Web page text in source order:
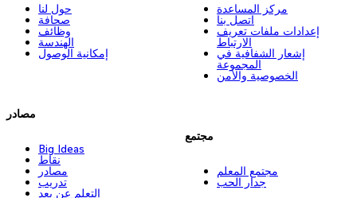
حول لنا
صحافة
وظائف
الهندسة
إمكانية الوصول
مصادر
Big Ideas
نقاط
مصادر
تدريب
التعلم عن بعد
مركز المساعدة
اتصل بنا
إعدادات ملفات تعريف
الارتباط
إشعار الشفافية في
المجموعة
الخصوصية والأمن
مجتمع
مجتمع المعلم
جدار الحب